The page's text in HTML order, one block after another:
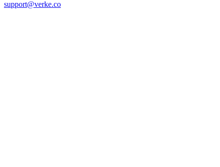
support@verke.co